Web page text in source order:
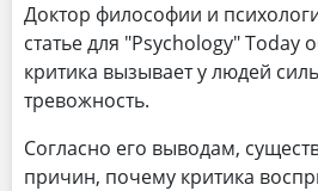
Доктор философии и
статье для "Psychology" Today
критика вызывает у людей
тревожность.
Согласно его выводам,
причин, почему критика